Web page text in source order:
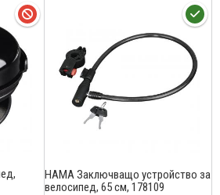
HAMA Заключващо устройство за
велосипед, 65 см, 178109